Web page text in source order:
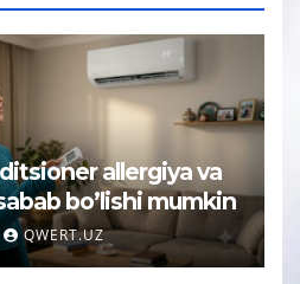
allergiya va
bo’lishi mumkin
QWERT.UZ